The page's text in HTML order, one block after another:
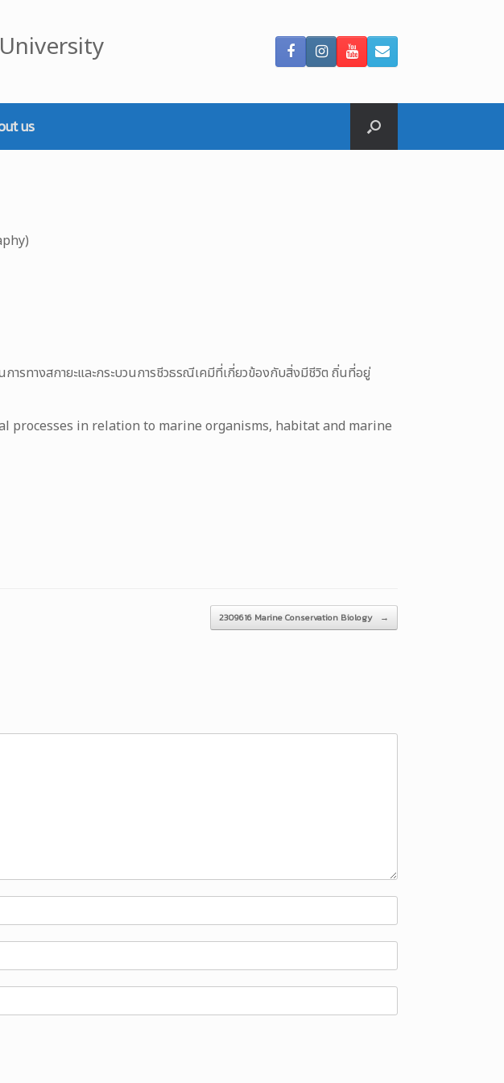
us
รทางสกายะและกระบวนการชีวธรณีเคมีที่เกี่ยวข้องกับสิ่งมีชีวิต ถิ่นที่อยู่
processes in relation to marine organisms, habitat and marine
2309616 Marine Conservation Biology →